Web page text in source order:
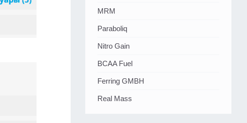
MRM
Paraboliq
Nitro Gain
BCAA Fuel
Ferring GMBH
Real Mass